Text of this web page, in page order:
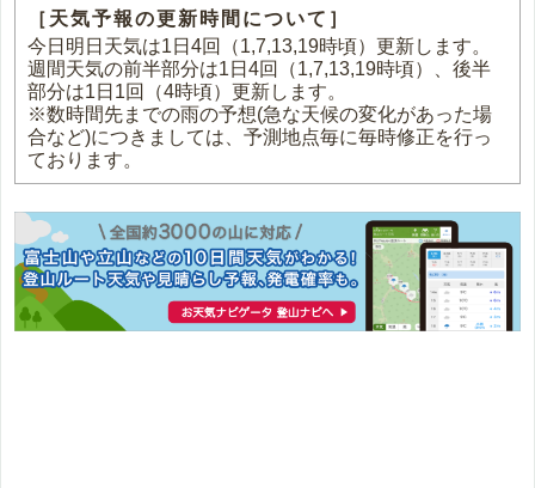
［天気予報の更新時間について］
今日明日天気は1日4回（1,7,13,19時頃）更新します。
週間天気の前半部分は1日4回（1,7,13,19時頃）、後半
部分は1日1回（4時頃）更新します。
※数時間先までの雨の予想(急な天候の変化があった場
合など)につきましては、予測地点毎に毎時修正を行っ
ております。